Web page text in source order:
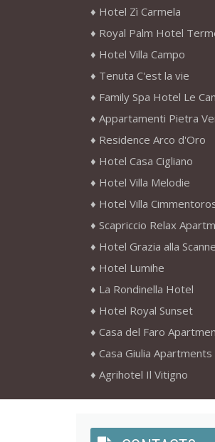
Hotel Zì Carmela
Royal Palm Hotel
Hotel Villa Campo
Tenuta C'est la vie
Family Spa Hotel Le
Appartamenti Pietra
Residence Arco d'Oro
Hotel Casa Cigliano
Hotel Villa Melodie
Hotel Villa
Scapriccio Relax
Hotel Grazia alla
Hotel Lumihe
La Rondinella Hotel
Hotel Royal Sunset
Casa del Faro
Casa Giulia Apartments
Agrihotel Il Vitigno